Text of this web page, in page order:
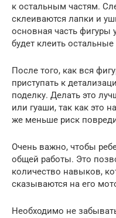
к остальным частям.
склеиваются лапки и
основная часть
будет клеить остальные
После того, как вся
приступать к
поделку. Делать это
или гуаши, так как это
же меньше риск
Очень важно, чтобы
общей работы. Это
количество навыков,
сказываются на его
Необходимо не